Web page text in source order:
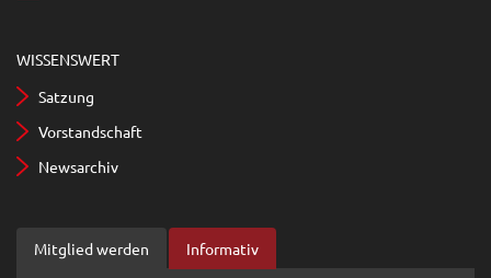
WISSENSWERT
Satzung
Vorstandschaft
Newsarchiv
Mitglied werden Informativ